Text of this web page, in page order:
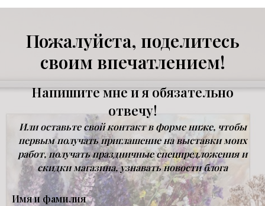
Пожалуйста, поделитесь
своим впечатлением!
Напишите мне и я обязательно
отвечу!
Или оставьте свой контакт в форме ниже, чтобы
первым получать приглашение на выставки моих
работ, получать праздничные спецпредложения и
скидки магазина, узнавать новости блога
Имя и фамилия